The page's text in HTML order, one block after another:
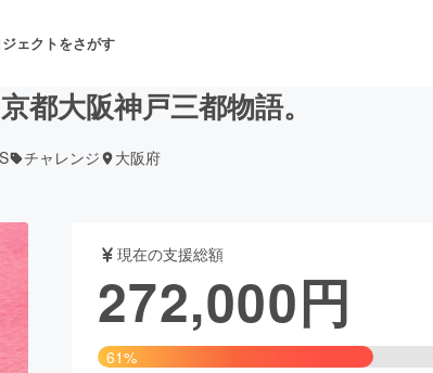
ェクトをさがす
台・パフォーマンス
ード・飲食店 ファッション
都大阪神戸三都物語。
チャレンジ 大阪府
現在の支援総額
272,000円
61%